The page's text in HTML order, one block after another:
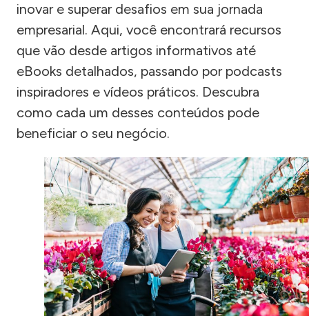
inovar e superar desafios em sua jornada
empresarial. Aqui, você encontrará recursos
que vão desde artigos informativos até
eBooks detalhados, passando por podcasts
inspiradores e vídeos práticos. Descubra
como cada um desses conteúdos pode
beneficiar o seu negócio.